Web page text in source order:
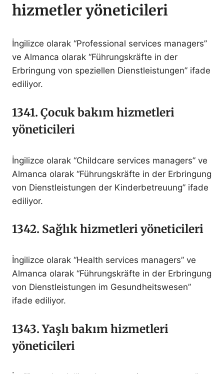
hizmetler yöneticileri
İngilizce olarak “Professional services managers”
ve Almanca olarak “Führungskräfte in der
Erbringung von speziellen Dienstleistungen” ifade
ediliyor.
1341. Çocuk bakım hizmetleri
yöneticileri
İngilizce olarak “Childcare services managers” ve
Almanca olarak “Führungskräfte in der Erbringung
von Dienstleistungen der Kinderbetreuung” ifade
ediliyor.
1342. Sağlık hizmetleri yöneticileri
İngilizce olarak “Health services managers” ve
Almanca olarak “Führungskräfte in der Erbringung
von Dienstleistungen im Gesundheitswesen”
ifade ediliyor.
1343. Yaşlı bakım hizmetleri
yöneticileri